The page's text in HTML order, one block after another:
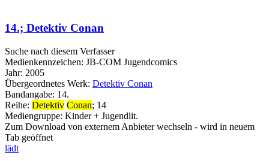
14.; Detektiv Conan
Suche nach diesem Verfasser
Medienkennzeichen: JB-COM Jugendcomics
Jahr: 2005
Übergeordnetes Werk: Detektiv Conan
Bandangabe: 14.
Reihe: Detektiv Conan; 14
Mediengruppe: Kinder + Jugendlit.
Zum Download von externem Anbieter wechseln - wird in neuem
Tab geöffnet
lädt